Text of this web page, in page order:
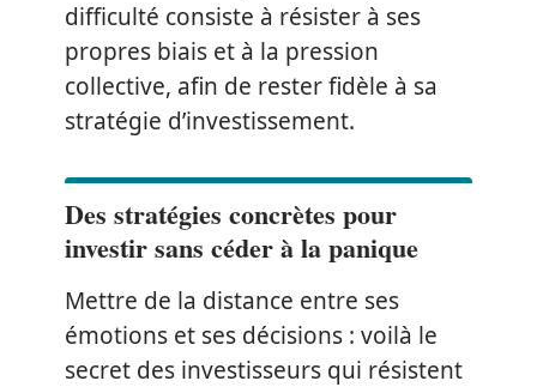
difficulté consiste à résister à ses
propres biais et à la pression
collective, afin de rester fidèle à sa
stratégie d’investissement.
Des stratégies concrètes pour
investir sans céder à la panique
Mettre de la distance entre ses
émotions et ses décisions : voilà le
secret des investisseurs qui résistent